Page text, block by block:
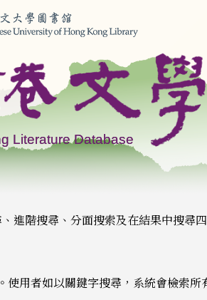
進階搜尋、分面搜索及在結果中搜尋
使用者如以關鍵字搜尋，系統會檢索所